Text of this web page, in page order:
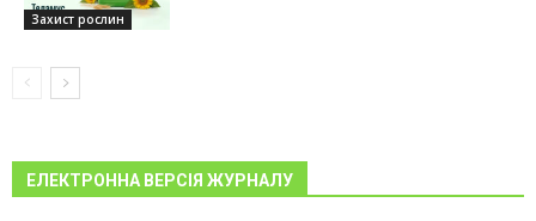
Захист рослин
ЕЛЕКТРОННА ВЕРСІЯ ЖУРНАЛУ